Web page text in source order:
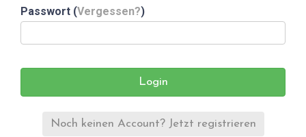
Passwort (Vergessen?)
Noch keinen Account? Jetzt registrieren